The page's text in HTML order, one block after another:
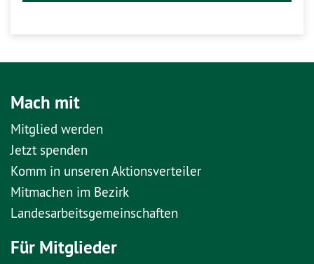
Mach mit
Mitglied werden
Jetzt spenden
Komm in unseren Aktionsverteiler
Mitmachen im Bezirk
Landesarbeitsgemeinschaften
Für Mitglieder